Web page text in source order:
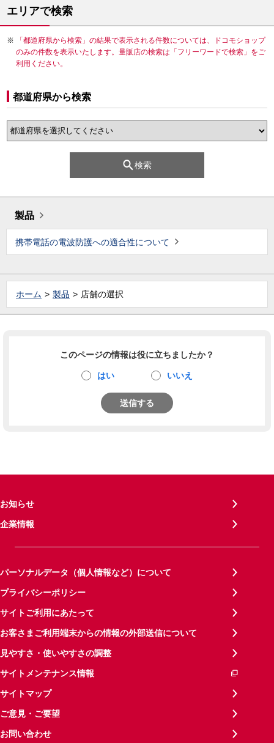
エリアで検索
「都道府県から検索」の結果で表示される件数については、ドコモショップ
のみの件数を表示いたします。量販店の検索は「フリーワードで検索」をご
利用ください。
都道府県から検索
検索
製品
携帯電話の電波防護への適合性について
ホーム 製品 店舗の選択
このページの情報は役に立ちましたか？
はい いいえ
送信する
お知らせ
企業情報
パーソナルデータ（個人情報など）について
プライバシーポリシー
サイトご利用にあたって
お客さまご利用端末からの情報の外部送信について
見やすさ・使いやすさの調整
サイトメンテナンス情報
サイトマップ
ご意見・ご要望
お問い合わせ